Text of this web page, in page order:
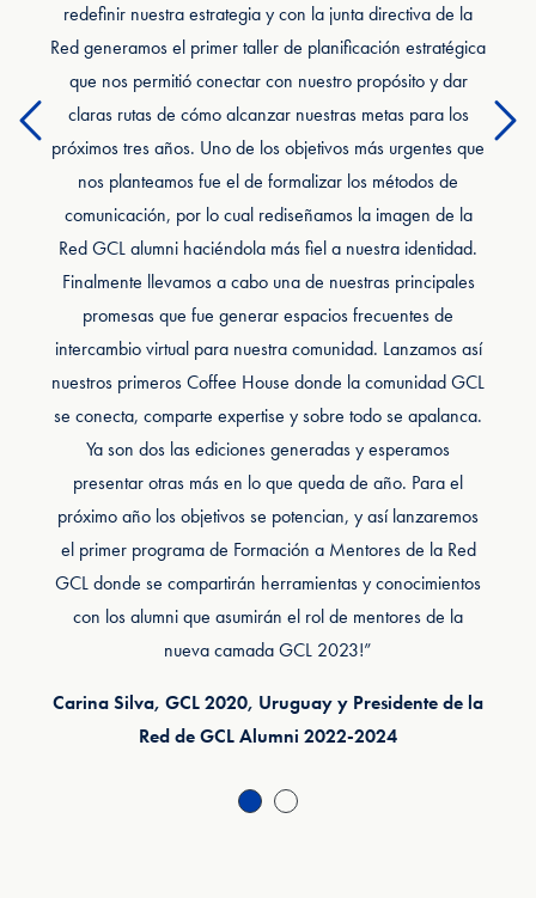
Previous
redefinir nuestra estrategia y con la junta directiva de la
Red generamos el primer taller de planificación estratégica
que nos permitió conectar con nuestro propósito y dar
claras rutas de cómo alcanzar nuestras metas para los
próximos tres años. Uno de los objetivos más urgentes que
nos planteamos fue el de formalizar los métodos de
comunicación, por lo cual rediseñamos la imagen de la
Red GCL alumni haciéndola más fiel a nuestra identidad.
Finalmente llevamos a cabo una de nuestras principales
promesas que fue generar espacios frecuentes de
intercambio virtual para nuestra comunidad. Lanzamos así
nuestros primeros Coffee House donde la comunidad GCL
se conecta, comparte expertise y sobre todo se apalanca.
Ya son dos las ediciones generadas y esperamos
presentar otras más en lo que queda de año. Para el
próximo año los objetivos se potencian, y así lanzaremos
el primer programa de Formación a Mentores de la Red
GCL donde se compartirán herramientas y conocimientos
con los alumni que asumirán el rol de mentores de la
nueva camada GCL 2023!”
Carina Silva, GCL 2020, Uruguay y Presidente de la
Red de GCL Alumni 2022-2024
en valores fundamentales para nuestro “hacer” cotidiano y
la colaboración en un requisito fundamental. Con el
objetivo de prepararnos para transitar este nuevo camino,
desde la presidencia de ILG alumni nos ocupamos de
identificar los intereses e inquietudes de la Red alumni, y
así trabajar con cada uno de los miembros de forma más
efectiva y coordinada. En el marco del Encuentro Anual de
LALP Alumni 2021 en Panamá y dentro de otras
actividades que realizamos de manera virtual, nos
propusimos abordar los temas que presentan mayores
desafíos en la región como cambio climático, derechos
humanos, educación, migración forzada, potenciar
liderazgos emergentes, el futuro de las minorías, entre
otros. Fue una oportunidad para conectarnos con el fin de
transformar la realidad, e innovar para el aporte de
soluciones. Fue un año marcado por una mayor
colaboración, sinergia, intercambio y aportes para
fortalecer este gran equipo que ya tiene más de 200
colegas, al que tengo el gran honor de representar”.
Presidente de la Red de ILG Alumni 2020-2022